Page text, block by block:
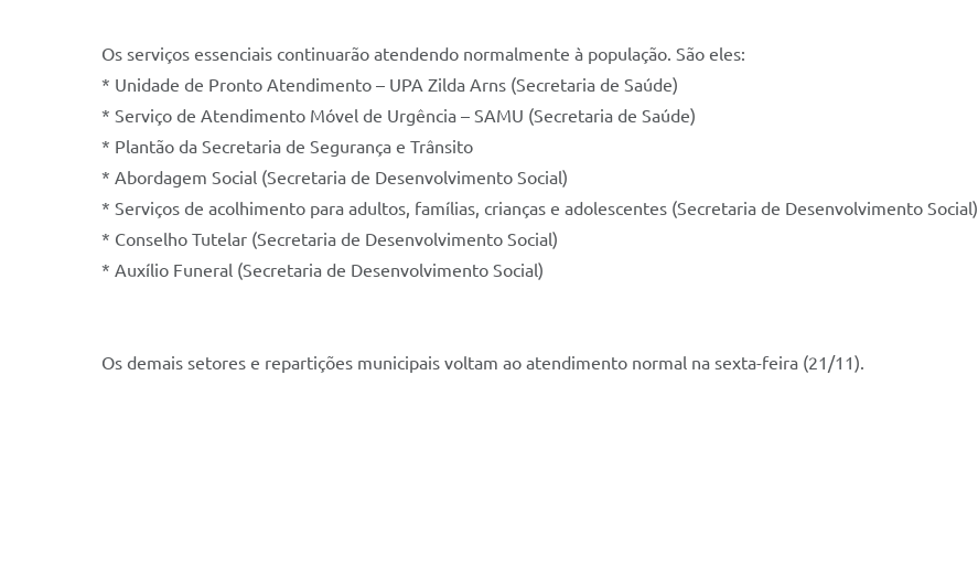
Os serviços essenciais continuarão atendendo normalmente à população. São eles:
* Unidade de Pronto Atendimento – UPA Zilda Arns (Secretaria de Saúde)
* Serviço de Atendimento Móvel de Urgência – SAMU (Secretaria de Saúde)
* Plantão da Secretaria de Segurança e Trânsito
* Abordagem Social (Secretaria de Desenvolvimento Social)
* Serviços de acolhimento para adultos, famílias, crianças e adolescentes (Secretaria de Desenvolvimento Social)
* Conselho Tutelar (Secretaria de Desenvolvimento Social)
* Auxílio Funeral (Secretaria de Desenvolvimento Social)
Os demais setores e repartições municipais voltam ao atendimento normal na sexta-feira (21/11).